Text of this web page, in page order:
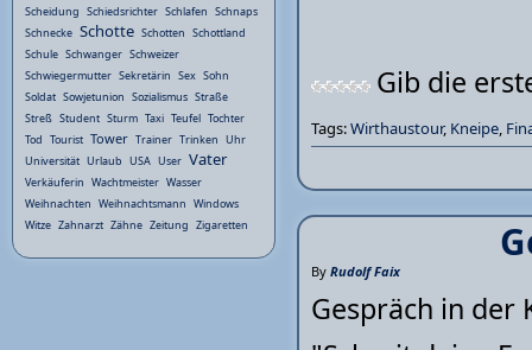
Gib die
Tags:Wirthaustour, Kneipe,
By Rudolf Faix
Gespräch in der
Scheidung Schiedsrichter Schlafen Schnaps
Schnecke Schotte Schotten Schottland
Schule Schwanger Schweizer
Schwiegermutter Sekretärin Sex Sohn
Soldat Sowjetunion Sozialismus Straße
Streß Student Sturm Taxi Teufel Tochter
Tod Tourist Tower Trainer Trinken Uhr
Universität Urlaub USA User Vater
Verkäuferin Wachtmeister Wasser
Weihnachten Weihnachtsmann Windows
Witze Zahnarzt Zähne Zeitung Zigaretten